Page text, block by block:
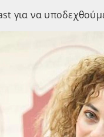
για να